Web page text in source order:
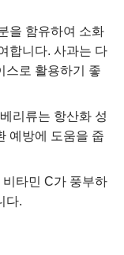
을 함유하여 소화
합니다. 사과는 다
스로 활용하기 좋
리류는 항산화 성
예방에 도움을 줍
타민 C가 풍부하
다.